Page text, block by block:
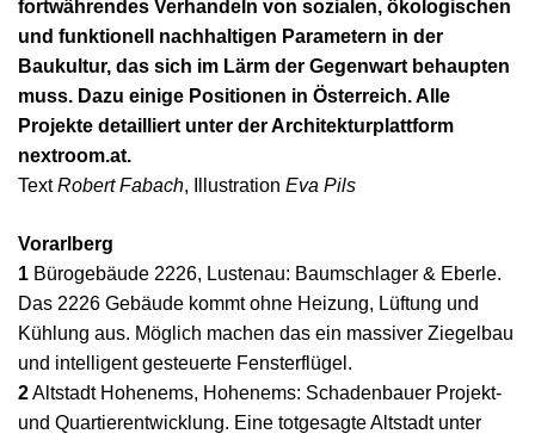
fortwährendes Verhandeln von sozialen, ökologischen
und funktionell nachhaltigen Parametern in der
Baukultur, das sich im Lärm der Gegenwart behaupten
muss. Dazu einige Positionen in Österreich. Alle
Projekte detailliert unter der Architekturplattform
nextroom.at.
TextRobert Fabach, Illustration Eva Pils
Vorarlberg
1 Bürogebäude 2226, Lustenau: Baumschlager & Eberle.
Das 2226 Gebäude kommt ohne Heizung, Lüftung und
Kühlung aus. Möglich machen das ein massiver Ziegelbau
und intelligent gesteuerte Fensterflügel.
2Altstadt Hohenems, Hohenems: Schadenbauer Projekt-
und Quartierentwicklung. Eine totgesagte Altstadt unter